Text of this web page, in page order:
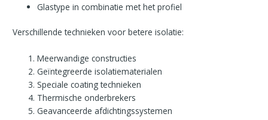
Glastype in combinatie met het profiel
Verschillende technieken voor betere isolatie:
Meerwandige constructies
Geïntegreerde isolatiematerialen
Speciale coating technieken
Thermische onderbrekers
Geavanceerde afdichtingssystemen